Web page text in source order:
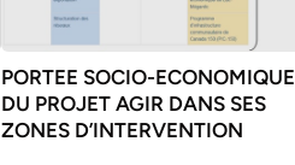
PORTEE SOCIO-ECONOMIQUE
DU PROJET AGIR DANS SES
ZONES D’INTERVENTION